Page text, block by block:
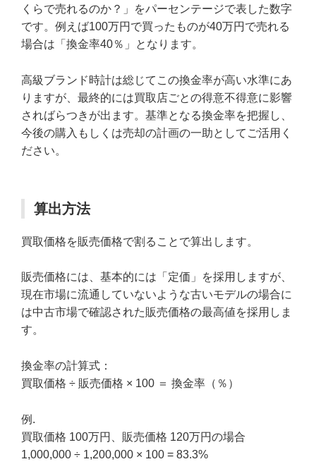
くらで売れるのか？」をパーセンテージで表した数字
です。例えば100万円で買ったものが40万円で売れる
場合は「換金率40％」となります。
高級ブランド時計は総じてこの換金率が高い水準にあ
りますが、最終的には買取店ごとの得意不得意に影響
さればらつきが出ます。基準となる換金率を把握し、
今後の購入もしくは売却の計画の一助としてご活用く
ださい。
算出方法
買取価格を販売価格で割ることで算出します。
販売価格には、基本的には「定価」を採用しますが、
現在市場に流通していないような古いモデルの場合に
は中古市場で確認された販売価格の最高値を採用しま
す。
換金率の計算式：
買取価格 ÷ 販売価格 × 100 ＝ 換金率（％）
例.
買取価格 100万円、販売価格 120万円の場合
1,000,000 ÷ 1,200,000 × 100 = 83.3%